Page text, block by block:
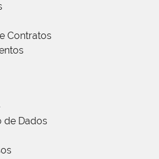
Contratos
de Dados